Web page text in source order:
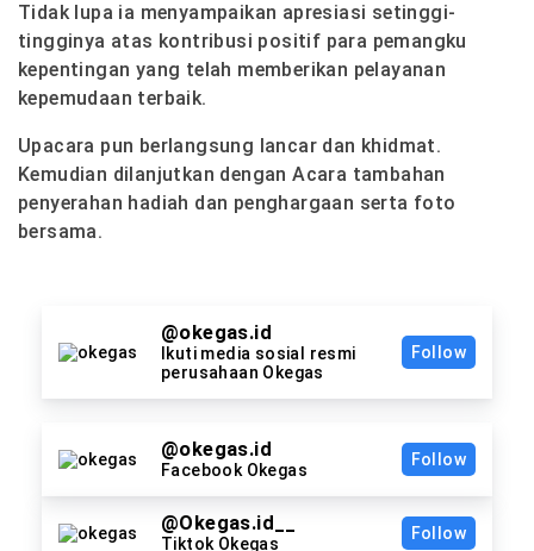
Tidak lupa ia menyampaikan apresiasi setinggi-
tingginya atas kontribusi positif para pemangku
kepentingan yang telah memberikan pelayanan
kepemudaan terbaik.
Upacara pun berlangsung lancar dan khidmat.
Kemudian dilanjutkan dengan Acara tambahan
penyerahan hadiah dan penghargaan serta foto
bersama.
@okegas.id
Ikuti media sosial resmi
perusahaan Okegas
Follow
@okegas.id
Facebook Okegas
Follow
@Okegas.id__
Tiktok Okegas
Follow